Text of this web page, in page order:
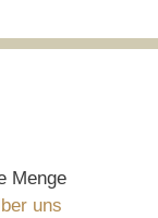
Menge
uns